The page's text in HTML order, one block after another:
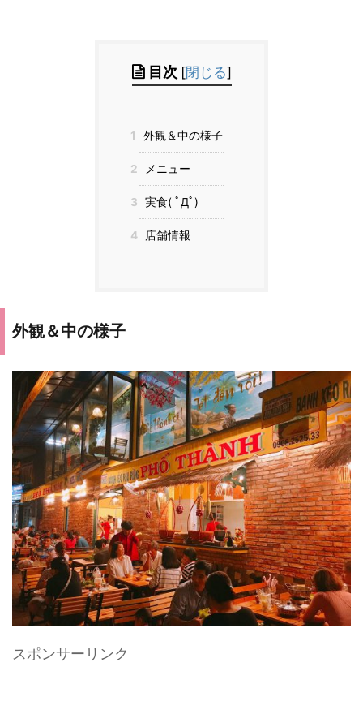
目次 [閉じる]
1 外観＆中の様子
2 メニュー
3 実食( ﾟДﾟ)
4 店舗情報
外観＆中の様子
スポンサーリンク